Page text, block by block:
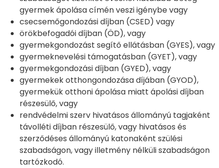
gyermek ápolása címén veszi igénybe vagy
csecsemőgondozási díjban (CSED) vagy
örökbefogadói díjban (ÖD), vagy
gyermekgondozást segítő ellátásban (GYES), vagy
gyermeknevelési támogatásban (GYET), vagy
gyermekgondozási díjban (GYED), vagy
gyermekek otthongondozása díjában (GYOD),
gyermekük otthoni ápolása miatt ápolási díjban
részesülő, vagy
rendvédelmi szerv hivatásos állományú tagjaként
távolléti díjban részesülő, vagy hivatásos és
szerződéses állományú katonaként szülési
szabadságon, vagy illetmény nélküli szabadságon
tartózkodó.